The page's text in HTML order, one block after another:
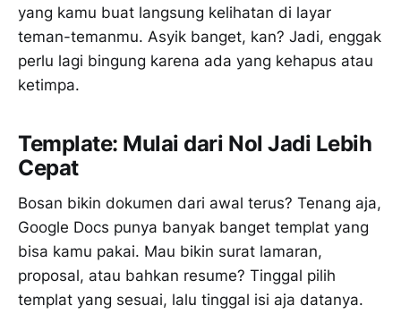
yang kamu buat langsung kelihatan di layar
teman-temanmu. Asyik banget, kan? Jadi, enggak
perlu lagi bingung karena ada yang kehapus atau
ketimpa.
Template: Mulai dari Nol Jadi Lebih
Cepat
Bosan bikin dokumen dari awal terus? Tenang aja,
Google Docs punya banyak banget templat yang
bisa kamu pakai. Mau bikin surat lamaran,
proposal, atau bahkan resume? Tinggal pilih
templat yang sesuai, lalu tinggal isi aja datanya.